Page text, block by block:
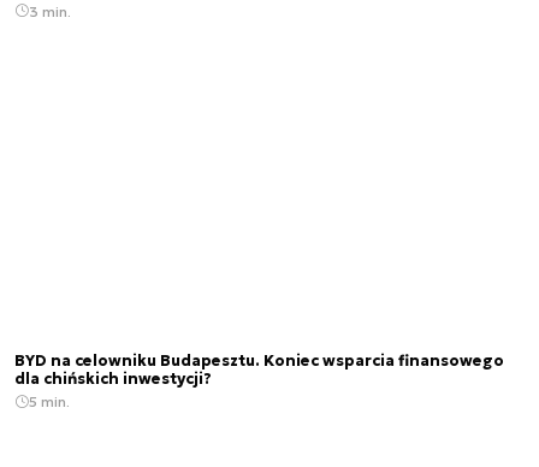
3 min.
BYD na celowniku Budapesztu. Koniec wsparcia finansowego
dla chińskich inwestycji?
5 min.